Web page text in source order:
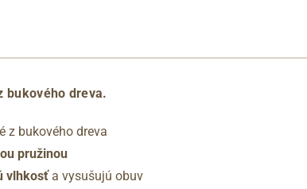
bukového dreva.
z bukového dreva
pružinou
vlhkosťa vysušujú obuv